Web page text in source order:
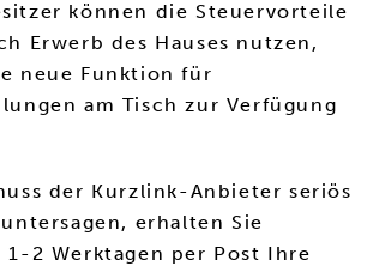
können die Steuervorteile
Erwerb des Hauses nutzen,
neue Funktion für
am Tisch zur Verfügung
der Kurzlink-Anbieter seriös
erhalten Sie
2 Werktagen per Post Ihre